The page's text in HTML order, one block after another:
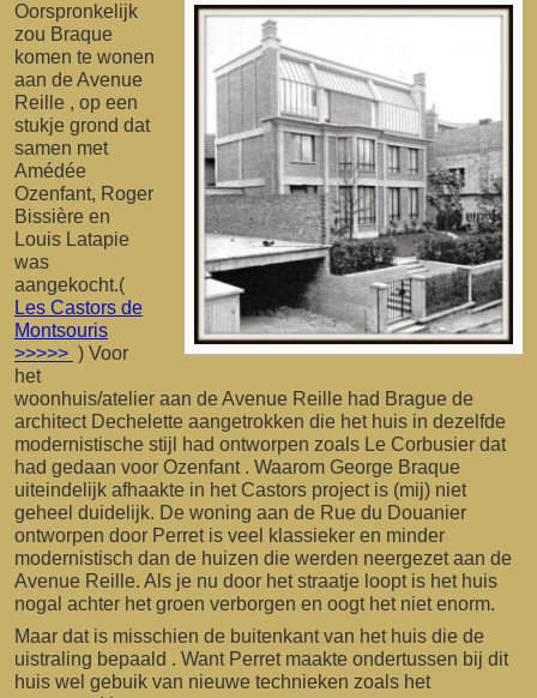
Oorspronkelijk
zou Braque
komen te wonen
aan de Avenue
Reille , op een
stukje grond dat
samen met
Amédée
Ozenfant, Roger
Bissière en
Louis Latapie
was
aangekocht.(
Les Castors de
Montsouris
>>>>> ) Voor
het
woonhuis/atelier aan de Avenue Reille had Brague de
architect Dechelette aangetrokken die het huis in dezelfde
modernistische stijl had ontworpen zoals Le Corbusier dat
had gedaan voor Ozenfant . Waarom George Braque
uiteindelijk afhaakte in het Castors project is (mij) niet
geheel duidelijk. De woning aan de Rue du Douanier
ontworpen door Perret is veel klassieker en minder
modernistisch dan de huizen die werden neergezet aan de
Avenue Reille. Als je nu door het straatje loopt is het huis
nogal achter het groen verborgen en oogt het niet enorm.
Maar dat is misschien de buitenkant van het huis die de
uistraling bepaald . Want Perret maakte ondertussen bij dit
huis wel gebuik van nieuwe technieken zoals het